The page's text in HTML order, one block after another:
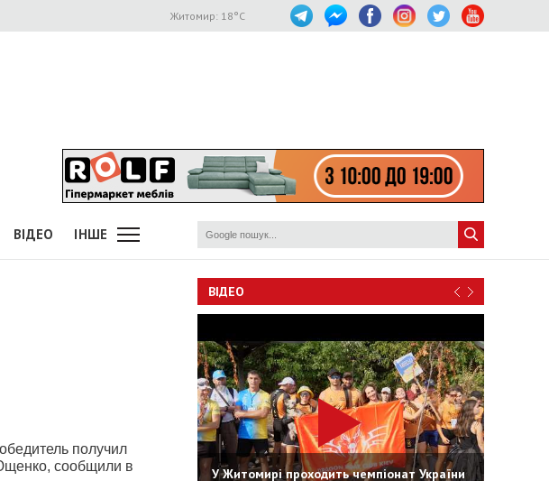
Житомир: 18°C
ВІДЕО ІНШЕ
получил
сообщили в
ВІДЕО
У Житомирі проходить чемпіонат України